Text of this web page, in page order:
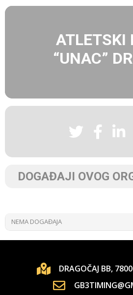
ATLETSKI
“UNAC”
DOGAĐAJI OVOG
NEMA DOGAĐAJA
DRAGOČAJ BB,